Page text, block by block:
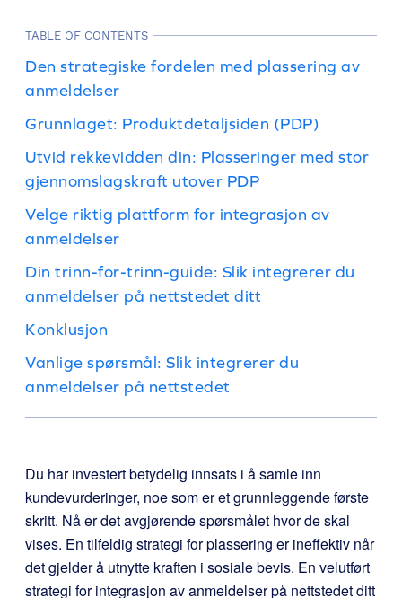
TABLE OF CONTENTS
Den strategiske fordelen med plassering av
anmeldelser
Grunnlaget: Produktdetaljsiden (PDP)
Utvid rekkevidden din: Plasseringer med stor
gjennomslagskraft utover PDP
Velge riktig plattform for integrasjon av
anmeldelser
Din trinn-for-trinn-guide: Slik integrerer du
anmeldelser på nettstedet ditt
Konklusjon
Vanlige spørsmål: Slik integrerer du
anmeldelser på nettstedet
Du har investert betydelig innsats i å samle inn
kundevurderinger, noe som er et grunnleggende første
skritt. Nå er det avgjørende spørsmålet hvor de skal
vises. En tilfeldig strategi for plassering er ineffektiv når
det gjelder å utnytte kraften i sosiale bevis. En velutført
strategi for integrasjon av anmeldelser på nettstedet ditt